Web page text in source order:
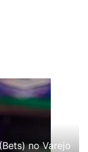
no Varejo